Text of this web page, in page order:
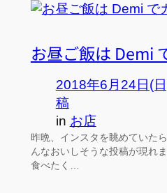
お昼ご飯は Demi
2018年6月24日(
稿
in お店
昨晩、インスタを眺めていた
んなおいしそうな投稿が現れ
食べたく…